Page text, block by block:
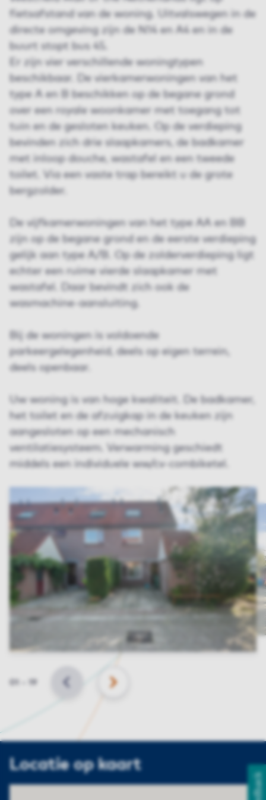
fietsafstand van de woning. Uitvalswegen in de
directe omgeving zijn de N14 en A4 en in de
buurt stopt bus 45.
Er zijn vier verschillende woningtypen
beschikbaar. De vierkamer­woningen van het
type A en B beschikken op de begane grond
over een royale woonkamer met toegang tot
tuin en de gesloten keuken. Op de verdieping
bevinden zich drie slaapkamers, de badkamer
met inloop douche, wastafel en een tweede
toilet. Via een vaste trap bereikt u de grote
bergzolder.
De vijfkamerwoningen van het type AA en BB
zijn op de begane grond en de eerste verdieping
gelijk aan type A/B. Op de zolderverdieping ligt
echter een ruime vierde slaapkamer met
wastafel. Daar bevindt zich ook de
wasmachine-aansluiting.
Bij de woningen is voldoende
parkeergelegenheid, deels op eigen terrein,
deels openbaar.
Uw woning is van hoge kwaliteit. De badkamer,
het toilet en de afzuigkap in de keuken zijn
aangesloten op een mechanisch
ventilatiesysteem. Verwarming geschiedt
middels een individuele ww/cv-combiketel.
Slide 19 VORIGE VOLGENDE
Locatie op kaart